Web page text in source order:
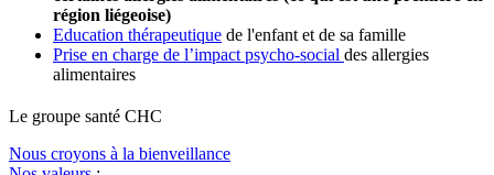
région liégeoise)
Education thérapeutique de l'enfant et de sa famille
Prise en charge de l’impact psycho-social des allergies
alimentaires
Le groupe santé CHC
Nous croyons à la bienveillance